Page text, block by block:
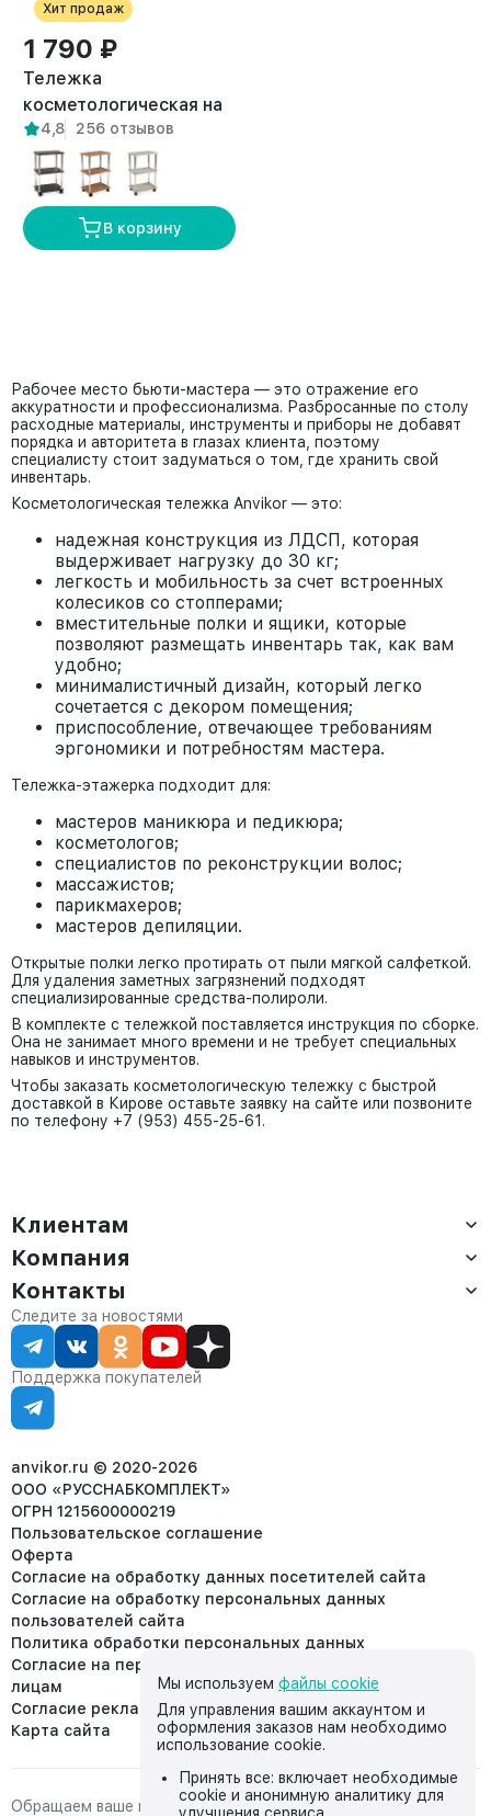
Хит продаж
1 790 ₽
Тележка
косметологическая на
колесиках Кама белая
4,8 256 отзывов
В корзину
Рабочее место бьюти-мастера — это отражение его
аккуратности и профессионализма. Разбросанные по столу
расходные материалы, инструменты и приборы не добавят
порядка и авторитета в глазах клиента, поэтому
специалисту стоит задуматься о том, где хранить свой
инвентарь.
Косметологическая тележка Anvikor — это:
надежная конструкция из ЛДСП, которая
выдерживает нагрузку до 30 кг;
легкость и мобильность за счет встроенных
колесиков со стопперами;
вместительные полки и ящики, которые
позволяют размещать инвентарь так, как вам
удобно;
минималистичный дизайн, который легко
сочетается с декором помещения;
приспособление, отвечающее требованиям
эргономики и потребностям мастера.
Тележка-этажерка подходит для:
мастеров маникюра и педикюра;
косметологов;
специалистов по реконструкции волос;
массажистов;
парикмахеров;
мастеров депиляции.
Открытые полки легко протирать от пыли мягкой салфеткой.
Для удаления заметных загрязнений подходят
специализированные средства-полироли.
В комплекте с тележкой поставляется инструкция по сборке.
Она не занимает много времени и не требует специальных
навыков и инструментов.
Чтобы заказать косметологическую тележку с быстрой
доставкой в Кирове оставьте заявку на сайте или позвоните
по телефону +7 (953) 455-25-61.
Клиентам
Доставка
Оплата
Сервис
Статус заказа
Статьи
Компания
О компании
Контакты
Партнёрам
Контакты
Отдел продаж:
8 (800) 234-22-62
corp@anvikor.ru
Ежедневно, с 7:00-19:00 (МСК)
Отдел рекламации:
8 (953) 455-25-61
Следите за новостями
Поддержка покупателей
anvikor.ru © 2020-2026
ООО «РУССНАБКОМПЛЕКТ»
ОГРН 1215600000219
Пользовательское соглашение
Оферта
Согласие на обработку данных посетителей сайта
Согласие на обработку персональных данных
пользователей сайта
Политика обработки персональных данных
Согласие на передачу персональных данных третьим
лицам
Согласие реклама
Карта сайта
Обращаем ваше внимание на то, что данный интернет-сайт,
Мы используем файлы cookie
Для управления вашим аккаунтом и
оформления заказов нам необходимо
использование cookie.
Принять все: включает необходимые
cookie и анонимную аналитику для